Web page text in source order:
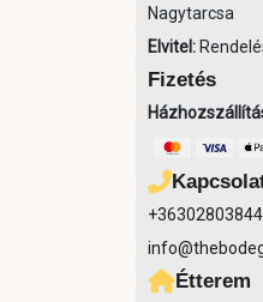
Nagytarcsa
Elvitel:
Fizetés
+36302803844
Étterem